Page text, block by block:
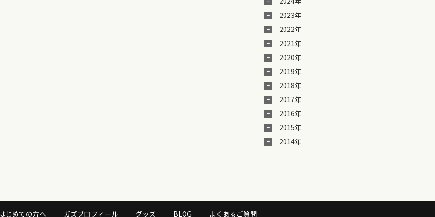
2023年
2022年
2021年
2020年
2019年
2018年
2017年
2016年
2015年
2014年
じめての方へ ガズプロフィール グッズ BLOG よくあるご質問